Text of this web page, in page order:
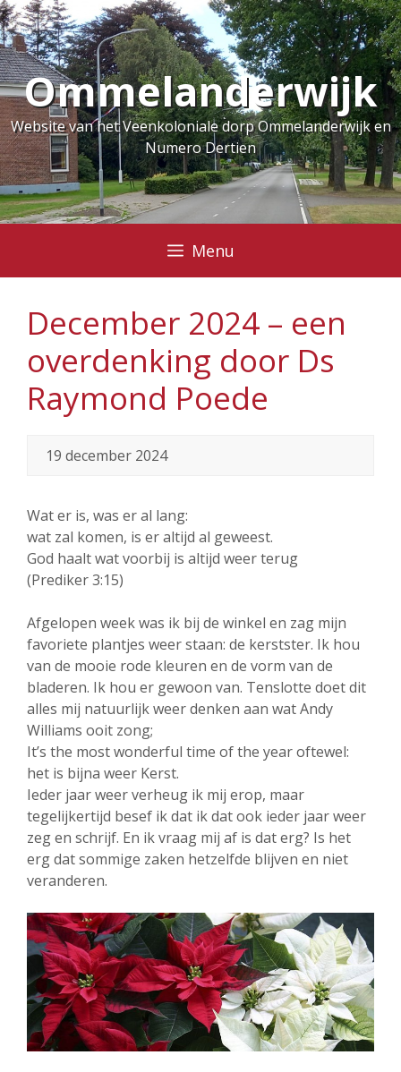
Ga
naar
de
inhoudOmmelanderwijk
Website van het Veenkoloniale dorp Ommelanderwijk en
Numero Dertien
Menu
December 2024 – een
overdenking door Ds
Raymond Poede
19 december 2024
Wat er is, was er al lang:
wat zal komen, is er altijd al geweest.
God haalt wat voorbij is altijd weer terug
(Prediker 3:15)
Afgelopen week was ik bij de winkel en zag mijn
favoriete plantjes weer staan: de kerstster. Ik hou
van de mooie rode kleuren en de vorm van de
bladeren. Ik hou er gewoon van. Tenslotte doet dit
alles mij natuurlijk weer denken aan wat Andy
Williams ooit zong;
It’s the most wonderful time of the year oftewel:
het is bijna weer Kerst.
Ieder jaar weer verheug ik mij erop, maar
tegelijkertijd besef ik dat ik dat ook ieder jaar weer
zeg en schrijf. En ik vraag mij af is dat erg? Is het
erg dat sommige zaken hetzelfde blijven en niet
veranderen.